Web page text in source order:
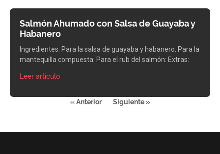
Salmón Ahumado con Salsa de Guayaba y
Habanero
Ingredientes: Para la salsa de guayaba y habanero: Para la
mantequilla compuesta: Para el rub del salmón: Extras:
Leer artículo
« Anterior Siguiente »